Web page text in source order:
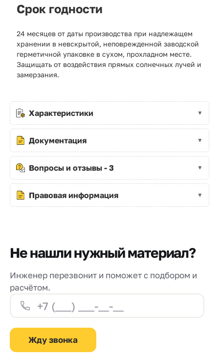
Срок годности
24 месяцев от даты производства при надлежащем
хранении в невскрытой, неповрежденной заводской
герметичной упаковке в сухом, прохладном месте.
Защищать от воздействия прямых солнечных лучей и
замерзания.
Характеристики
Документация
Вопросы и отзывы - 3
Правовая информация
Не нашли нужный материал?
Инженер перезвонит и поможет с подбором и
расчётом.
Жду звонка